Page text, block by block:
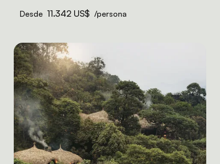
Desde 11.342 US$ /persona